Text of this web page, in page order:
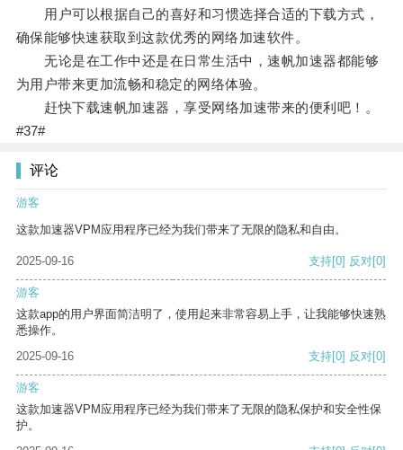
用户可以根据自己的喜好和习惯选择合适的下载方式，
确保能够快速获取到这款优秀的网络加速软件。
无论是在工作中还是在日常生活中，速帆加速器都能够
为用户带来更加流畅和稳定的网络体验。
赶快下载速帆加速器，享受网络加速带来的便利吧！。
#37#
评论
游客
这款加速器VPM应用程序已经为我们带来了无限的隐私和自由。
2025-09-16 支持[0] 反对[0]
游客
这款app的用户界面简洁明了，使用起来非常容易上手，让我能够快速熟
悉操作。
2025-09-16
支持[0] 反对[0]
游客
这款加速器VPM应用程序已经为我们带来了无限的隐私保护和安全性保
护。